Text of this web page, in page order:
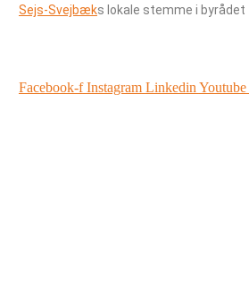
Sejs-Svejbæks lokale stemme i byrådet
Facebook-f Instagram Linkedin Youtube